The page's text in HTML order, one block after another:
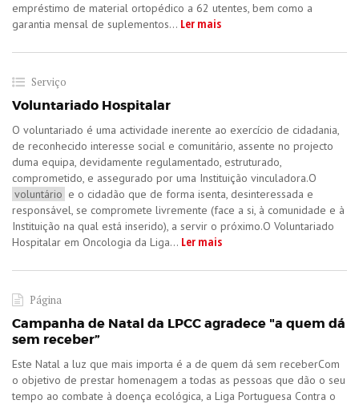
empréstimo de material ortopédico a 62 utentes, bem como a
garantia mensal de suplementos... Ler mais
Serviço
Voluntariado Hospitalar
O voluntariado é uma actividade inerente ao exercício de cidadania,
de reconhecido interesse social e comunitário, assente no projecto
duma equipa, devidamente regulamentado, estruturado,
comprometido, e assegurado por uma Instituição vinculadora.O
voluntário e o cidadão que de forma isenta, desinteressada e
responsável, se compromete livremente (face a si, à comunidade e à
Instituição na qual está inserido), a servir o próximo.O Voluntariado
Hospitalar em Oncologia da Liga... Ler mais
Página
Campanha de Natal da LPCC agradece "a quem dá
sem receber”
Este Natal a luz que mais importa é a de quem dá sem receberCom
o objetivo de prestar homenagem a todas as pessoas que dão o seu
tempo ao combate à doença ecológica, a Liga Portuguesa Contra o